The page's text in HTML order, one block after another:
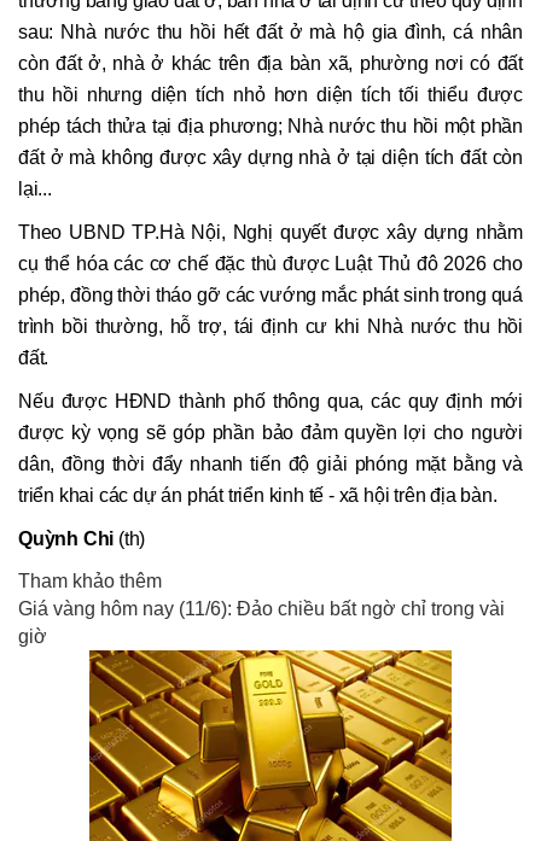
sau: Nhà nước thu hồi hết đất ở mà hộ gia đình, cá nhân
còn đất ở, nhà ở khác trên địa bàn xã, phường nơi có đất
thu hồi nhưng diện tích nhỏ hơn diện tích tối thiểu được
phép tách thửa tại địa phương; Nhà nước thu hồi một phần
đất ở mà không được xây dựng nhà ở tại diện tích đất còn
lại...
Theo UBND TP.Hà Nội, Nghị quyết được xây dựng nhằm
cụ thể hóa các cơ chế đặc thù được Luật Thủ đô 2026 cho
phép, đồng thời tháo gỡ các vướng mắc phát sinh trong quá
trình bồi thường, hỗ trợ, tái định cư khi Nhà nước thu hồi
đất.
Nếu được HĐND thành phố thông qua, các quy định mới
được kỳ vọng sẽ góp phần bảo đảm quyền lợi cho người
dân, đồng thời đẩy nhanh tiến độ giải phóng mặt bằng và
triển khai các dự án phát triển kinh tế - xã hội trên địa bàn.
Quỳnh Chi (th)
Tham khảo thêm
Giá vàng hôm nay (11/6): Đảo chiều bất ngờ chỉ trong vài
giờ